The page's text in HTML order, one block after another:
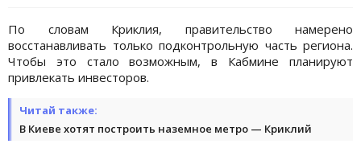
По словам Криклия, правительство намерено
восстанавливать только подконтрольную часть региона.
Чтобы это стало возможным, в Кабмине планируют
привлекать инвесторов.
Читай также:
В Киеве хотят построить наземное метро — Криклий